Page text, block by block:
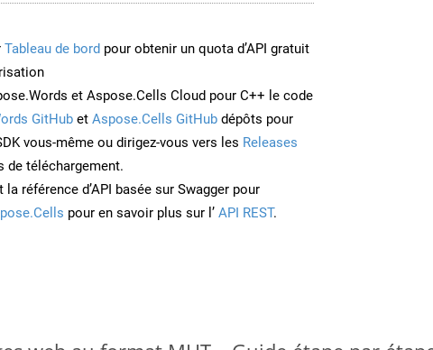
Tableau de bord pour obtenir un quota d’API gratuit
et Aspose.Cells Cloud pour C++ le code
GitHub et Aspose.Cells GitHub dépôts pour
vous-même ou dirigez-vous vers les Releases
de téléchargement.
référence d’API basée sur Swagger pour
pour en savoir plus sur l’ API REST.